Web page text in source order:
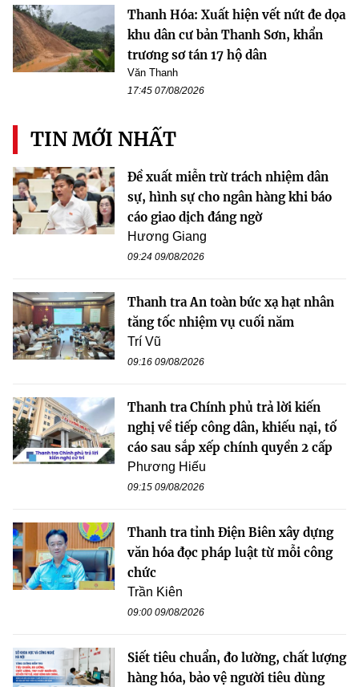
Thanh Hóa: Xuất hiện vết nứt đe dọa
khu dân cư bản Thanh Sơn, khẩn
trương sơ tán 17 hộ dân
Văn Thanh
17:45 07/08/2026
TIN MỚI NHẤT
Đề xuất miễn trừ trách nhiệm dân
sự, hình sự cho ngân hàng khi báo
cáo giao dịch đáng ngờ
Hương Giang
09:24 09/08/2026
Thanh tra An toàn bức xạ hạt nhân
tăng tốc nhiệm vụ cuối năm
Trí Vũ
09:16 09/08/2026
Thanh tra Chính phủ trả lời kiến
nghị về tiếp công dân, khiếu nại, tố
cáo sau sắp xếp chính quyền 2 cấp
Phương Hiếu
09:15 09/08/2026
Thanh tra tỉnh Điện Biên xây dựng
văn hóa đọc pháp luật từ mỗi công
chức
Trần Kiên
09:00 09/08/2026
Siết tiêu chuẩn, đo lường, chất lượng
hàng hóa, bảo vệ người tiêu dùng